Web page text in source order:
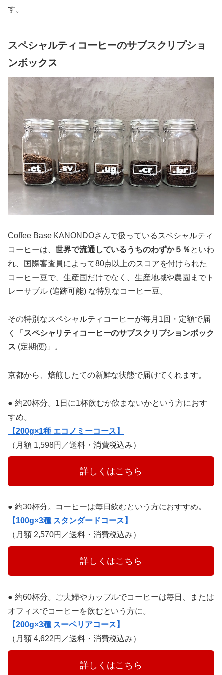
す。
スペシャルティコーヒーのサブスクリプショ
ンボックス
Coffee Base KANONDOさんで扱っているスペシャルティ
コーヒーは、 世界で流通しているうちのわずか５％ といわ
れ、国際審査員によって80点以上のスコアを付けられた
コーヒー豆で、生産国だけでなく、生産地域や農園までト
レーサブル (追跡可能) な特別なコーヒー豆。
その特別なスペシャルティコーヒーが毎月1回・定額で届
く「 スペシャリティコーヒーのサブスクリプションボック
ス (定期便)」。
京都から、焙煎したての新鮮な状態で届けてくれます。
● 約20杯分。1日に1杯飲むか飲まないかという方におす
すめ。
【200g×1種 エコノミーコース】
（月額 1,598円／送料・消費税込み）
詳しくはこちら
● 約30杯分。コーヒーは毎日飲むという方におすすめ。
【100g×3種 スタンダードコース】
（月額 2,570円／送料・消費税込み）
詳しくはこちら
● 約60杯分。ご夫婦やカップルでコーヒーは毎日、または
オフィスでコーヒーを飲むという方に。
【200g×3種 スーペリアコース】
（月額 4,622円／送料・消費税込み）
詳しくはこちら